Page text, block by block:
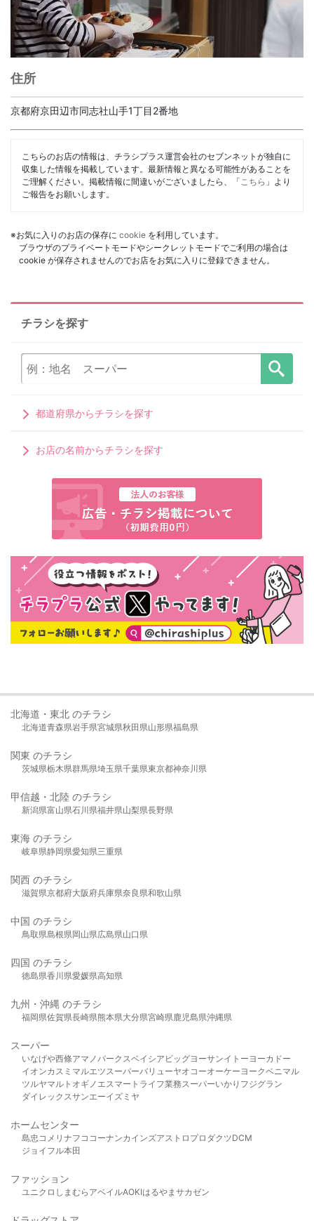
住所
京都府京田辺市同志社山手1丁目2番地
こちらのお店の情報は、チラシプラス運営会社のセブンネットが独自に
収集した情報を掲載しています。最新情報と異なる可能性があることを
ご理解ください。掲載情報に間違いがございましたら、「 こちら 」より
ご報告をお願いします。
※お気に入りのお店の保存に cookie を利用しています。
ブラウザのプライベートモードやシークレットモードでご利用の場合は
cookie が保存されませんのでお店をお気に入りに登録できません。
チラシを探す
都道府県からチラシを探す
お店の名前からチラシを探す
北海道・東北 のチラシ
北海道青森県岩手県宮城県秋田県山形県福島県
関東 のチラシ
茨城県栃木県群馬県埼玉県千葉県東京都神奈川県
甲信越・北陸 のチラシ
新潟県富山県石川県福井県山梨県長野県
東海 のチラシ
岐阜県静岡県愛知県三重県
関西 のチラシ
滋賀県京都府大阪府兵庫県奈良県和歌山県
中国 のチラシ
鳥取県島根県岡山県広島県山口県
四国 のチラシ
徳島県香川県愛媛県高知県
九州・沖縄 のチラシ
福岡県佐賀県長崎県熊本県大分県宮崎県鹿児島県沖縄県
スーパー
いなげや西條アマノパークスベイシア ビッグヨーサンイトーヨーカドー
イオンカスミ マルエツスーパーバリューヤオコーオーケー ヨークベニマル
ツルヤマルト オギノ エスマート ライフ業務スーパーいかり フジグラン
ダイレックスサンエーイズミヤ
ホームセンター
島忠 コメリ ナフコ コーナンカインズアストロプロダクツDCM
ジョイフル本田
ファッション
ユニクロ しまむら アベイルAOKIはるやま サカゼン